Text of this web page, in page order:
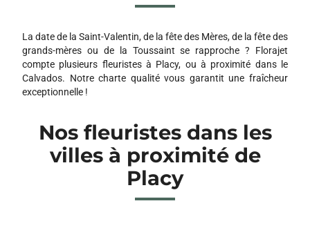
La date de la Saint-Valentin, de la fête des Mères, de la fête des
grands-mères ou de la Toussaint se rapproche ? Florajet
compte plusieurs fleuristes à Placy, ou à proximité dans le
Calvados. Notre charte qualité vous garantit une fraîcheur
exceptionnelle !
Nos fleuristes dans les
villes à proximité de
Placy